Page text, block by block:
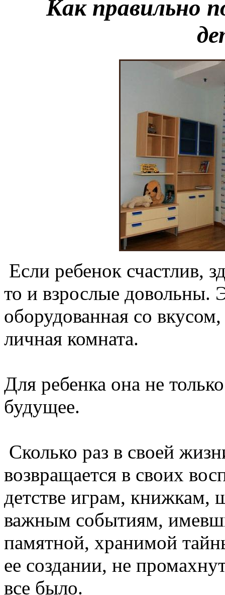
Как правильно
Если ребенок счастлив,
то и взрослые довольны.
оборудованная со
личная комната.
Для ребенка она не
будущее.
Сколько раз в своей
возвращается в своих
детстве играм, книжкам,
важным событиям,
памятной, хранимой
ее создании, не
все было.